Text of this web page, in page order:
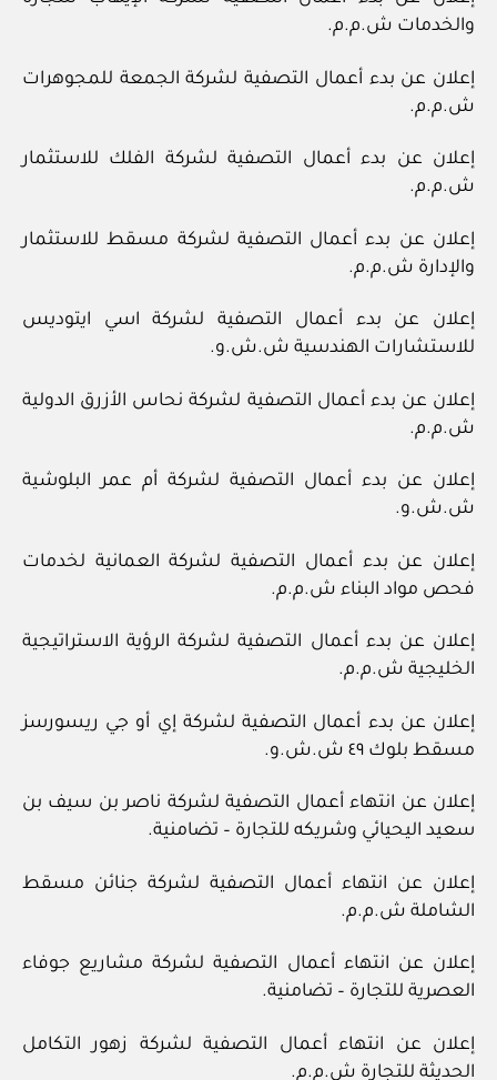
والخدمات ش.م.م.
إعلان عن بدء أعمال التصفية لشركة الجمعة للمجوهرات
ش.م.م.
إعلان عن بدء أعمال التصفية لشركة الفلك للاستثمار
ش.م.م.
إعلان عن بدء أعمال التصفية لشركة مسقط للاستثمار
والإدارة ش.م.م.
إعلان عن بدء أعمال التصفية لشركة اسي ايتوديس
للاستشارات الهندسية ش.ش.و.
إعلان عن بدء أعمال التصفية لشركة نحاس الأزرق الدولية
ش.م.م.
إعلان عن بدء أعمال التصفية لشركة أم عمر البلوشية
ش.ش.و.
إعلان عن بدء أعمال التصفية لشركة العمانية لخدمات
فحص مواد البناء ش.م.م.
إعلان عن بدء أعمال التصفية لشركة الرؤية الاستراتيجية
الخليجية ش.م.م.
إعلان عن بدء أعمال التصفية لشركة إي أو جي ريسورسز
مسقط بلوك ٤٩ ش.ش.و.
إعلان عن انتهاء أعمال التصفية لشركة ناصر بن سيف بن
سعيد اليحيائي وشريكه للتجارة – تضامنية.
إعلان عن انتهاء أعمال التصفية لشركة جنائن مسقط
الشاملة ش.م.م.
إعلان عن انتهاء أعمال التصفية لشركة مشاريع جوفاء
العصرية للتجارة – تضامنية.
إعلان عن انتهاء أعمال التصفية لشركة زهور التكامل
الحديثة للتجارة ش.م.م.